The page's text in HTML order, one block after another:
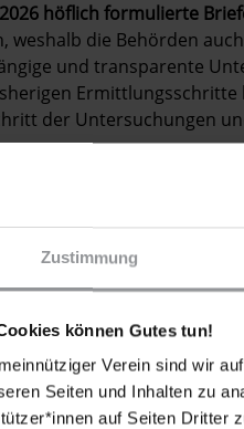
Zustimmung
können Gutes tun!
Verein sind wir
Seiten und Inhalten zu
auf Seiten Dritter
höflich formulierte
weshalb die Behörden
und transparente
der Untersuchungen
oder auf Deutsch an:
P.O. Box 924
Sehr geehrter Herr
1,25 €)